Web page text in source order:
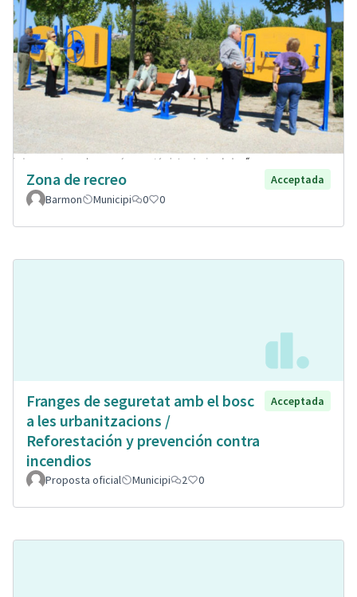
Zona de recreo
Acceptada
Barmon
Municipi 0 0
Franges de seguretat amb el bosc
a les urbanitzacions /
Reforestación y prevención contra
incendios
Acceptada
Proposta oficial Municipi 2 0